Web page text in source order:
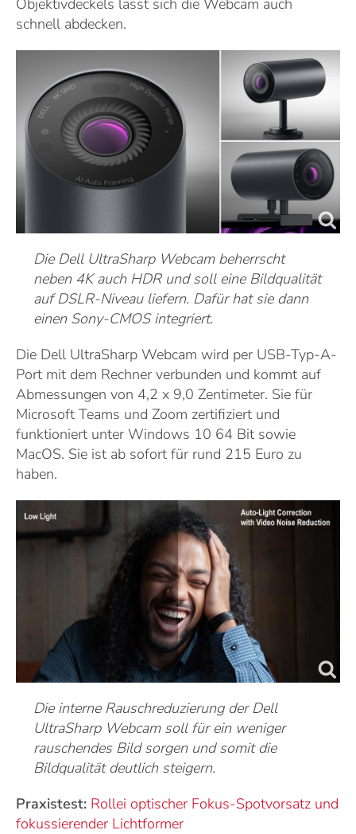
Objektivdeckels lässt sich die Webcam auch
schnell abdecken.
Die Dell UltraSharp Webcam beherrscht
neben 4K auch HDR und soll eine Bildqualität
auf DSLR-Niveau liefern. Dafür hat sie dann
einen Sony-CMOS integriert.
Die Dell UltraSharp Webcam wird per USB-Typ-A-
Port mit dem Rechner verbunden und kommt auf
Abmessungen von 4,2 x 9,0 Zentimeter. Sie für
Microsoft Teams und Zoom zertifiziert und
funktioniert unter Windows 10 64 Bit sowie
MacOS. Sie ist ab sofort für rund 215 Euro zu
haben.
Die interne Rauschreduzierung der Dell
UltraSharp Webcam soll für ein weniger
rauschendes Bild sorgen und somit die
Bildqualität deutlich steigern.
Praxistest: Rollei optischer Fokus-Spotvorsatz und
fokussierender Lichtformer